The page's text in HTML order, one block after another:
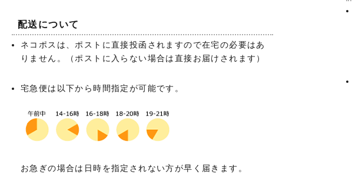
配送について
ネコポスは、ポストに直接投函されますので在宅の必要はあ
りません。（ポストに入らない場合は直接お届けされます）
宅急便は以下から時間指定が可能です。
お急ぎの場合は日時を指定されない方が早く届きます。